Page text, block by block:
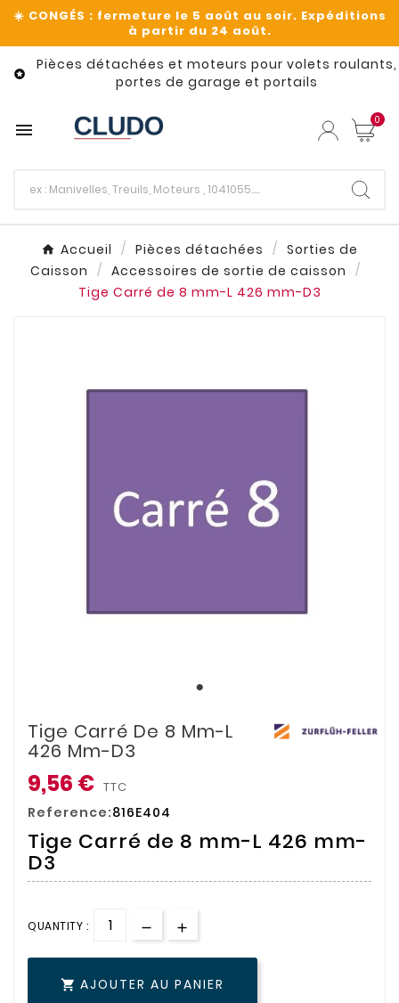

Pièces détachées et moteurs pour volets roulants,
portes de garage et portails
 0
Accueil Pièces détachées
Sorties de
Caisson
Accessoires de sortie de caisson
Tige Carré de 8 mm-L 426 mm-D3
Tige Carré De 8 Mm-L
426 Mm-D3
9,56 € TTC
Reference:816E404
Tige Carré de 8 mm-L 426 mm-
D3
QUANTITY :
 AJOUTER AU PANIER